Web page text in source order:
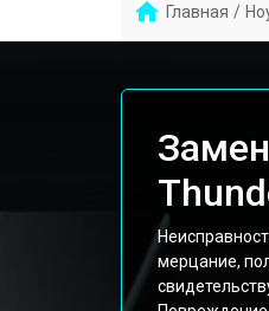
Главная /
мерцание,